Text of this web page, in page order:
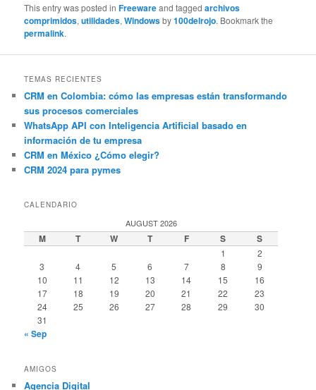
This entry was posted inFreewareand taggedarchivos
comprimidos,utilidades,Windowsby100delrojo. Bookmark the
permalink.
TEMAS RECIENTES
CRM en Colombia: cómo las empresas están transformando
sus procesos comerciales
WhatsApp API con Inteligencia Artificial basado en
información de tu empresa
CRM en México ¿Cómo elegir?
CRM 2024 para pymes
CALENDARIO
AUGUST 2026
M T W T F S S
1
2
3
4 5 6 7 8
9
10
11 12 13 14 15
16
17
18 19 20 21 22
23
24
25 26 27 28 29
30
31
« Sep
AMIGOS
Agencia Digital